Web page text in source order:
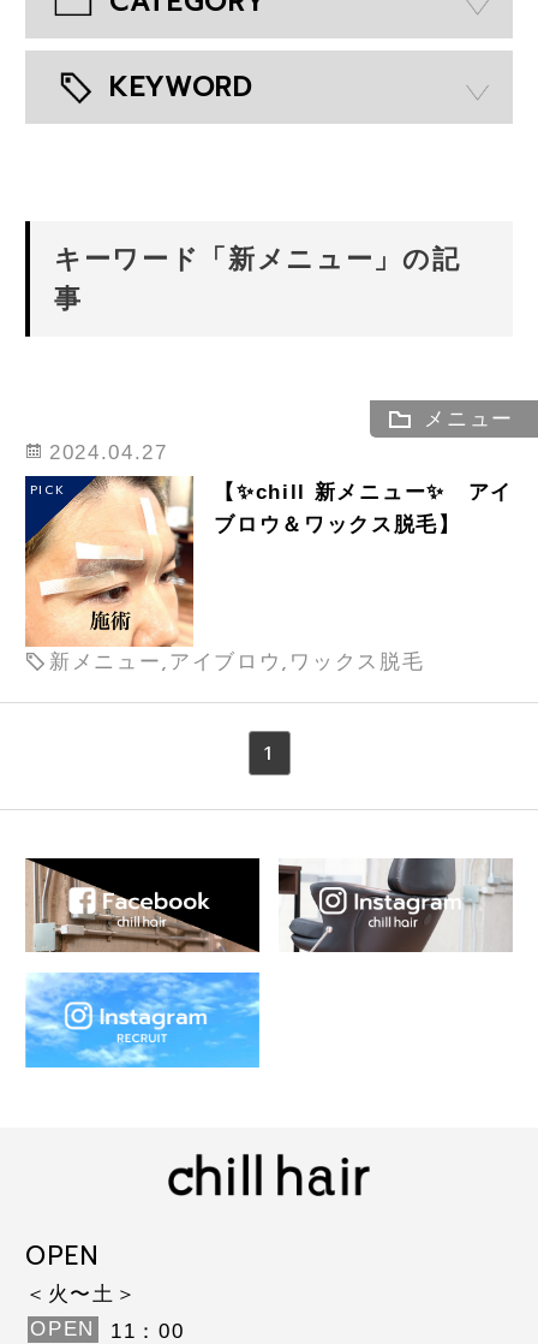
KEYWORD
キーワード「新メニュー」の記
事
メニュー
2024.04.27
PICK
【✨chill 新メニュー✨ アイ
ブロウ＆ワックス脱毛】
新メニュー,アイブロウ,ワックス脱毛
1
OPEN
＜火〜土＞
OPEN
11：00